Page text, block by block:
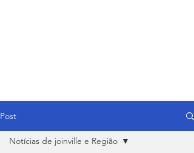
Post
Notícias de joinville e Região